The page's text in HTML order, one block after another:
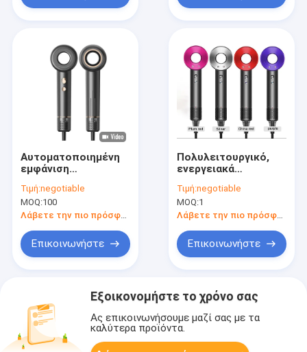
Αυτοματοποιημένη
εμφάνιση
μπλε στεγνωτήρα
μαλλιών υψηλής
ταχύτητας LOGO
Τιμή:negotiable
MOQ:100
Λάβετε την πιο πρόσφατη τιμή
Επικοινωνήστε
Πολυλειτουργικό,
ενεργειακά
στεγνωτήριο
μαλλιών με
παγκόσμια πρίζα
Τιμή:negotiable
MOQ:1
Λάβετε την πιο πρόσφατη τιμή
Επικοινωνήστε
Εξοικονομήστε το χρόνο σας
Ας επικοινωνήσουμε μαζί σας με τα
καλύτερα προϊόντα.